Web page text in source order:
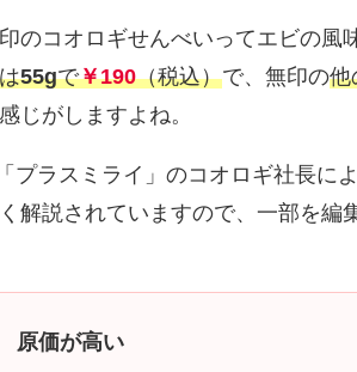
のコオロギせんべいってエビの風
は55gで￥190（税込）で、無印の他
じがしますよね。
ラスミライ」のコオロギ社長によ
解説されていますので、一部を編
原価が高い